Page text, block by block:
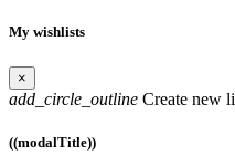
My wishlists
×
add_circle_outline Create new
((modalTitle))